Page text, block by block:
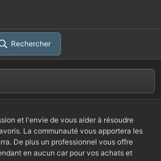
Rechercher
et l'envie de vous aider à résoudre
La communauté vous apportera les
De plus un professionnel vous offre
en aucun car pour vos achats et